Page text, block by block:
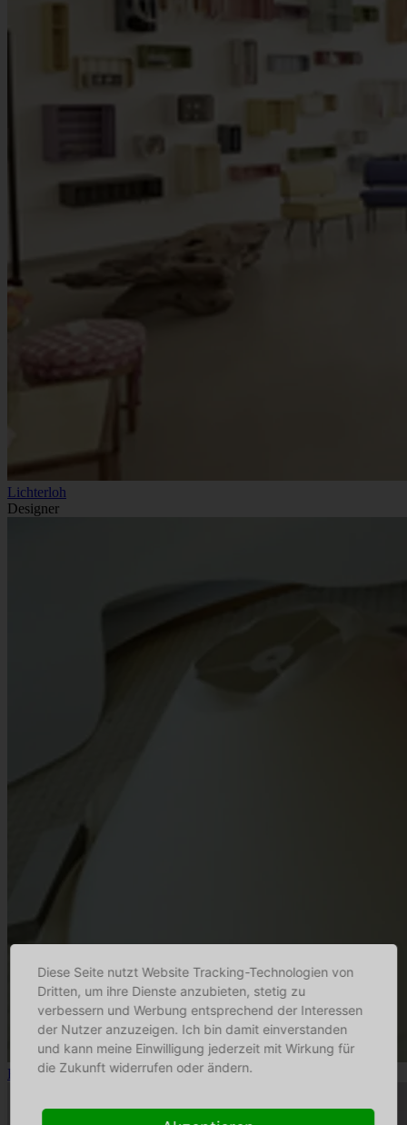
Lichterloh
Designer
Fitz Leuchtenmanufaktur
Diese Seite nutzt Website Tracking-Technologien von
Dritten, um ihre Dienste anzubieten, stetig zu
verbessern und Werbung entsprechend der Interessen
der Nutzer anzuzeigen. Ich bin damit einverstanden
und kann meine Einwilligung jederzeit mit Wirkung für
die Zukunft widerrufen oder ändern.